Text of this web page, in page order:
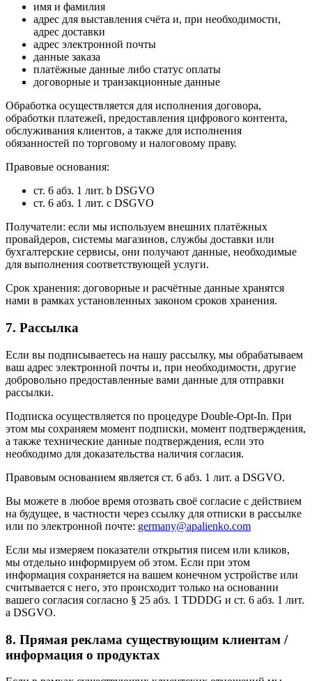
имя и фамилия
адрес для выставления счёта и, при необходимости,
адрес доставки
адрес электронной почты
данные заказа
платёжные данные либо статус оплаты
договорные и транзакционные данные
Обработка осуществляется для исполнения договора,
обработки платежей, предоставления цифрового контента,
обслуживания клиентов, а также для исполнения
обязанностей по торговому и налоговому праву.
Правовые основания:
ст. 6 абз. 1 лит. b DSGVO
ст. 6 абз. 1 лит. c DSGVO
Получатели: если мы используем внешних платёжных
провайдеров, системы магазинов, службы доставки или
бухгалтерские сервисы, они получают данные, необходимые
для выполнения соответствующей услуги.
Срок хранения: договорные и расчётные данные хранятся
нами в рамках установленных законом сроков хранения.
7. Рассылка
Если вы подписываетесь на нашу рассылку, мы обрабатываем
ваш адрес электронной почты и, при необходимости, другие
добровольно предоставленные вами данные для отправки
рассылки.
Подписка осуществляется по процедуре Double-Opt-In. При
этом мы сохраняем момент подписки, момент подтверждения,
а также технические данные подтверждения, если это
необходимо для доказательства наличия согласия.
Правовым основанием является ст. 6 абз. 1 лит. a DSGVO.
Вы можете в любое время отозвать своё согласие с действием
на будущее, в частности через ссылку для отписки в рассылке
или по электронной почте: germany@apalienko.com
Если мы измеряем показатели открытия писем или кликов,
мы отдельно информируем об этом. Если при этом
информация сохраняется на вашем конечном устройстве или
считывается с него, это происходит только на основании
вашего согласия согласно § 25 абз. 1 TDDDG и ст. 6 абз. 1 лит.
a DSGVO.
8. Прямая реклама существующим клиентам /
информация о продуктах